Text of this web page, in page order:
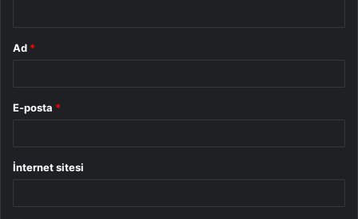
Ad *
E-posta *
İnternet sitesi